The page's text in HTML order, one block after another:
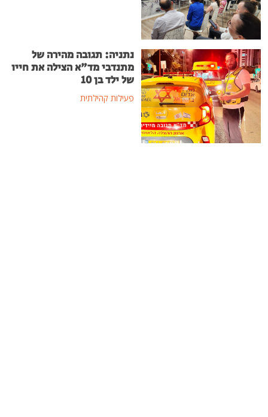
נתניה: תגובה מהירה של
מתנדבי מד"א הצילה את חייו
של ילד בן 10
פעילות קהילתית